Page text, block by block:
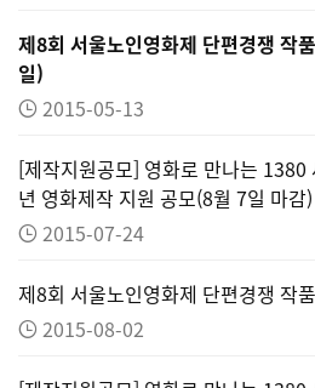
제8회 서울노인영화제 단편경쟁 작
일)
2015-05-13
[제작지원공모] 영화로 만나는 1380
년 영화제작 지원 공모(8월 7일 마감)
2015-07-24
제8회 서울노인영화제 단편경쟁 작
2015-08-02